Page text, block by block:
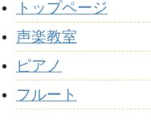
トップページ
声楽教室
ピアノ
フルート